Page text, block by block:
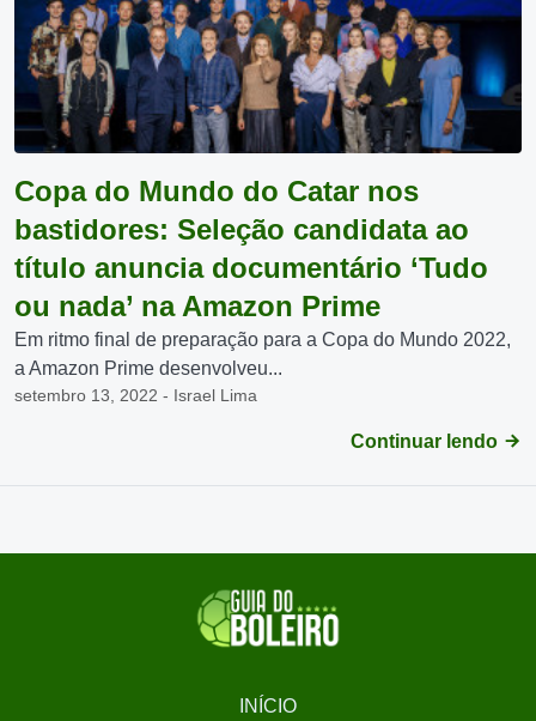
Copa do Mundo do Catar nos
bastidores: Seleção candidata ao
título anuncia documentário ‘Tudo
ou nada’ na Amazon Prime
Em ritmo final de preparação para a Copa do Mundo 2022,
a Amazon Prime desenvolveu...
setembro 13, 2022 - Israel Lima
Continuar lendo
INÍCIO